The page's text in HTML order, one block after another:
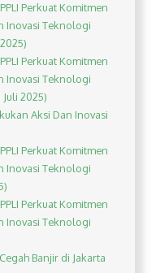
Perkuat Komitmen
Inovasi Teknologi
Perkuat Komitmen
Inovasi Teknologi
2025)
Aksi Dan Inovasi
Perkuat Komitmen
Inovasi Teknologi
Perkuat Komitmen
Inovasi Teknologi
Banjir di Jakarta